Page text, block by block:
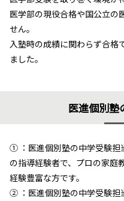
医学部の現役合格や国公立の
せん。
入塾時の成績に関わらず合格
ました。
医進個別塾
① ：医進個別塾の中学受験担
の指導経験者で、プロの家庭
経験豊富な方です。
② ：医進個別塾の中学受験担